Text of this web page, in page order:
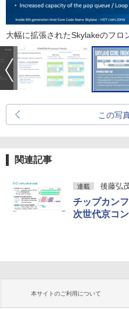
大幅に拡張されたSkylakeのフロ
この写
関連記事
連載 後藤弘
チップカン
次世代京コ
本サイトのご利用について